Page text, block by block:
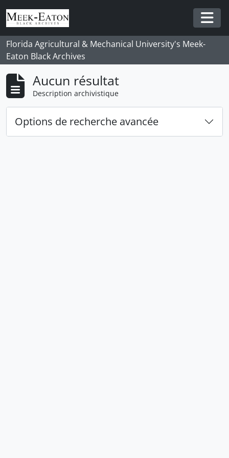
Skip to main content
Florida Agricultural & Mechanical University's Meek-
Eaton Black Archives
Aucun résultat
Description archivistique
Options de recherche avancée